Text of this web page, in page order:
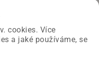
cookies. Více
a jaké používáme, se
a už ji opravujeme.
stránku.